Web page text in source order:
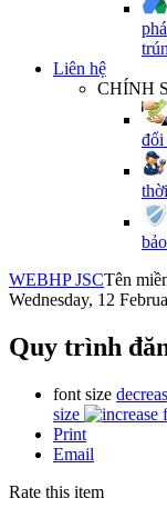
Liên hệ
CHÍNH
đổi
WEBHP JSCTên
Wednesday, 12
Quy trình
font size
size
Print
Email
Rate this item